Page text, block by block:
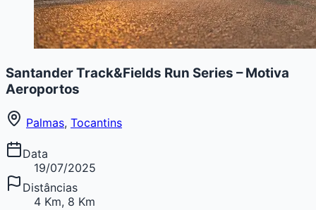
Santander Track&Fields Run Series – Motiva
Aeroportos
Palmas, Tocantins
Data
19/07/2025
Distâncias
4 Km, 8 Km